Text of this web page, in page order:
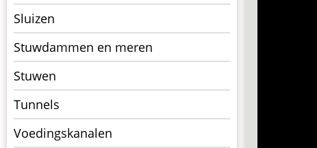
Sluizen
Stuwdammen en meren
Stuwen
Tunnels
Voedingskanalen